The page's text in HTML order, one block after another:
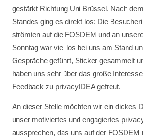
gestärkt Richtung Uni Brüssel. Nach
Standes ging es direkt los: Die
strömten auf die FOSDEM und an
Sonntag war viel los bei uns am Stand
Gespräche geführt, Sticker gesammelt
haben uns sehr über das große
Feedback zu privacyIDEA gefreut.
An dieser Stelle möchten wir ein dickes
unser motiviertes und engagiertes
aussprechen, das uns auf der FOSDEM